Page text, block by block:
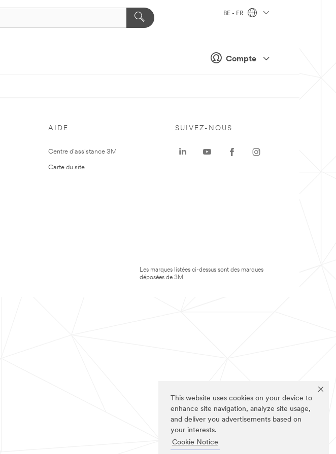
This website uses cookies on your device to
enhance site navigation, analyze site usage,
and deliver you advertisements based on
your interests.
Cookie Notice
Compte
BE - FR
AIDE
Centre d'assistance 3M
Carte du site
SUIVEZ-NOUS
Les marques listées ci-dessus sont des marques
déposées de 3M.